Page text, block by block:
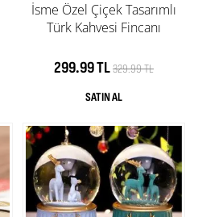
İsme Özel Çiçek Tasarımlı
Türk Kahvesi Fincanı
299.99 TL329.99 TL